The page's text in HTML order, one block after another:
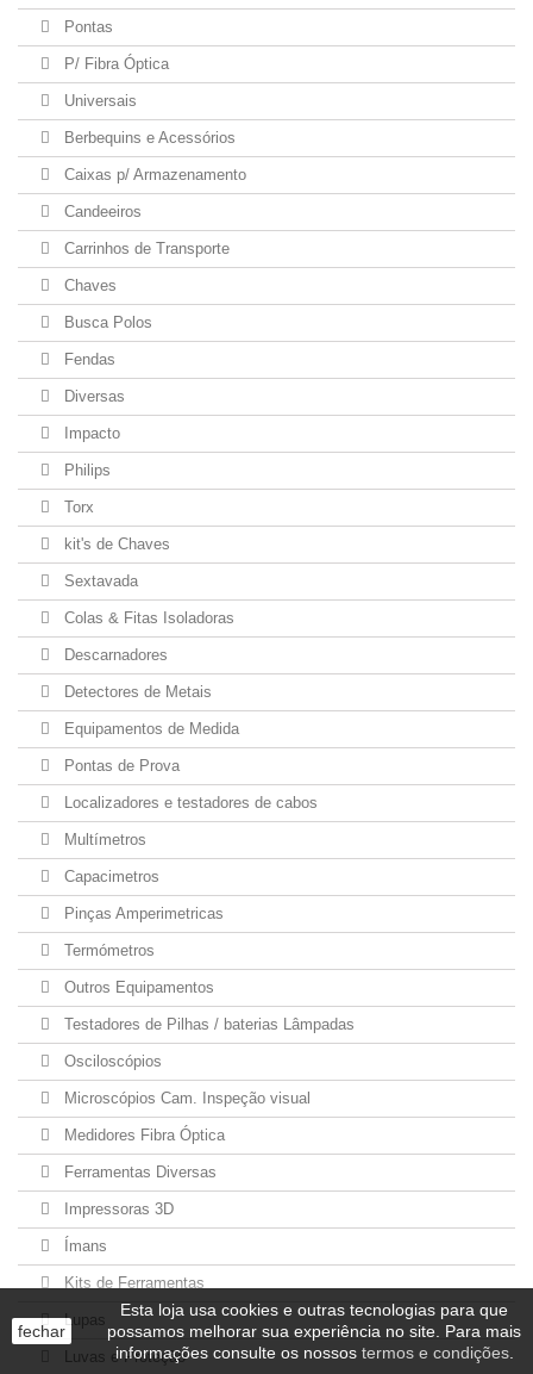
Pontas
P/ Fibra Óptica
Universais
Berbequins e Acessórios
Caixas p/ Armazenamento
Candeeiros
Carrinhos de Transporte
Chaves
Busca Polos
Fendas
Diversas
Impacto
Philips
Torx
kit's de Chaves
Sextavada
Colas & Fitas Isoladoras
Descarnadores
Detectores de Metais
Equipamentos de Medida
Pontas de Prova
Localizadores e testadores de cabos
Multímetros
Capacimetros
Pinças Amperimetricas
Termómetros
Outros Equipamentos
Testadores de Pilhas / baterias Lâmpadas
Osciloscópios
Microscópios Cam. Inspeção visual
Medidores Fibra Óptica
Ferramentas Diversas
Impressoras 3D
Ímans
Kits de Ferramentas
Lupas
Luvas e Proteção
fechar
Esta loja usa cookies e outras tecnologias para que
possamos melhorar sua experiência no site. Para mais
informações consulte os nossos termos e condições.